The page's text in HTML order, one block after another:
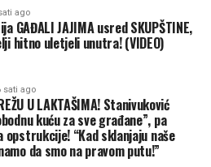
ago
GAĐALI JAJIMA usred SKUPŠTINE,
hitno uletjeli unutra! (VIDEO)
sati ago
U LAKTAŠIMA! Stanivuković
kuću za sve građane”, pa
opstrukcije! “Kad sklanjaju naše
da smo na pravom putu!”